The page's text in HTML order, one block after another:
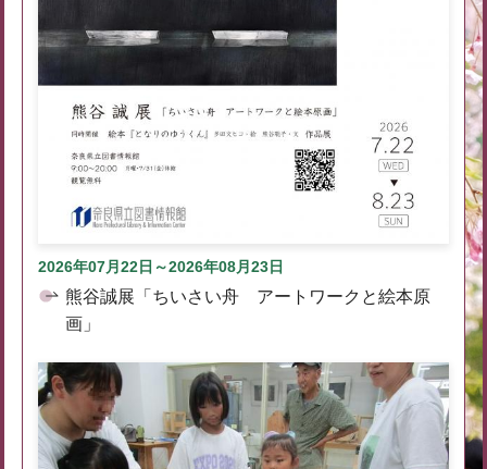
2026年07月22日～2026年08月23日
熊谷誠展「ちいさい舟 アートワークと絵本原
画」